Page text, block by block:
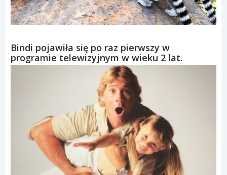
Bindi pojawiła się po raz pierwszy w
programie telewizyjnym w wieku 2 lat.